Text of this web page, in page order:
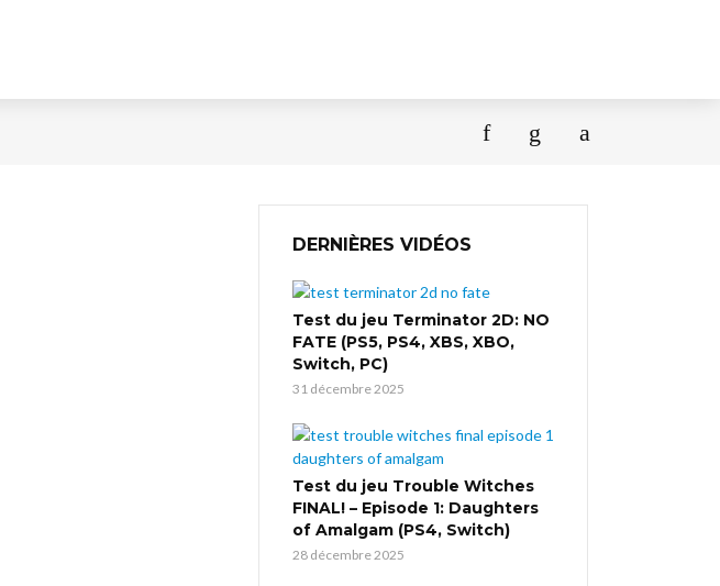
DERNIÈRES VIDÉOS
Test du jeu Terminator 2D: NO
FATE (PS5, PS4, XBS, XBO,
Switch, PC)
31 décembre 2025
Test du jeu Trouble Witches
FINAL! – Episode 1: Daughters
of Amalgam (PS4, Switch)
28 décembre 2025